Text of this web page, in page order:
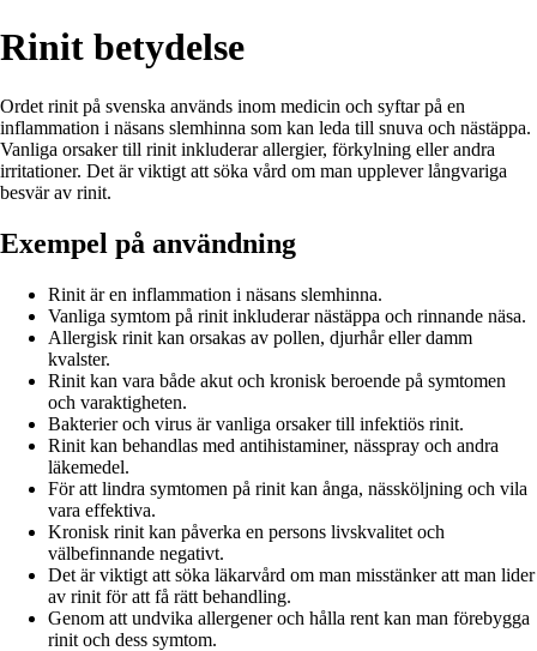
Rinit betydelse
Ordet rinit på svenska används inom medicin och syftar på en
inflammation i näsans slemhinna som kan leda till snuva och nästäppa.
Vanliga orsaker till rinit inkluderar allergier, förkylning eller andra
irritationer. Det är viktigt att söka vård om man upplever långvariga
besvär av rinit.
Exempel på användning
Rinit är en inflammation i näsans slemhinna.
Vanliga symtom på rinit inkluderar nästäppa och rinnande näsa.
Allergisk rinit kan orsakas av pollen, djurhår eller damm
kvalster.
Rinit kan vara både akut och kronisk beroende på symtomen
och varaktigheten.
Bakterier och virus är vanliga orsaker till infektiös rinit.
Rinit kan behandlas med antihistaminer, nässpray och andra
läkemedel.
För att lindra symtomen på rinit kan ånga, nässköljning och vila
vara effektiva.
Kronisk rinit kan påverka en persons livskvalitet och
välbefinnande negativt.
Det är viktigt att söka läkarvård om man misstänker att man lider
av rinit för att få rätt behandling.
Genom att undvika allergener och hålla rent kan man förebygga
rinit och dess symtom.